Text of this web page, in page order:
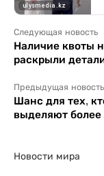
Следующая новость
Наличие квоты
раскрыли
Предыдущая новость
Шанс для тех,
выделяют более
Новости мира